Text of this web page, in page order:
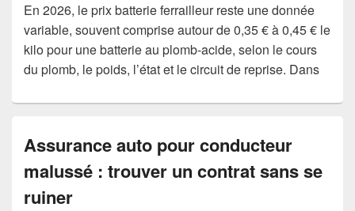
En 2026, le prix batterie ferrailleur reste une donnée
variable, souvent comprise autour de 0,35 € à 0,45 € le
kilo pour une batterie au plomb-acide, selon le cours
du plomb, le poids, l’état et le circuit de reprise. Dans
Assurance auto pour conducteur
malussé : trouver un contrat sans se
ruiner